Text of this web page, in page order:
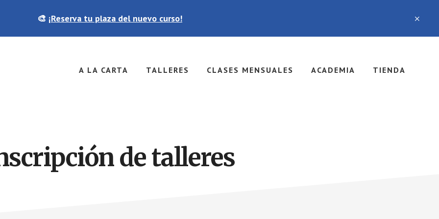
🎨 ¡Reserva tu plaza del nuevo curso!
A LA CARTA TALLERES CLASES MENSUALES ACADEMIA TIENDA
de talleres